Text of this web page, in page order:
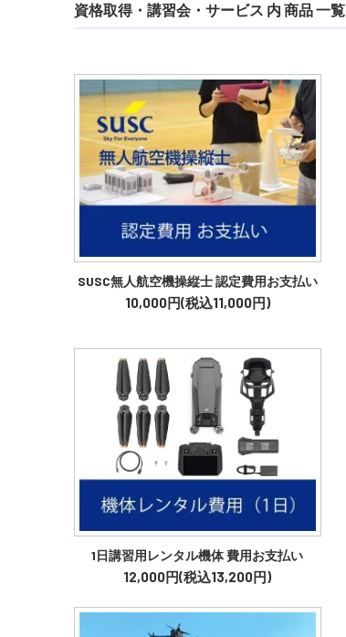
資格取得・講習会・サービス 内 商品 一覧
SUSC無人航空機操縦士 認定費用お支払い
10,000円(税込11,000円)
1日講習用レンタル機体 費用お支払い
12,000円(税込13,200円)